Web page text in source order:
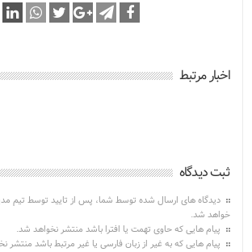
اخبار مرتبط
ثبت دیدگاه
دیدگاه های ارسال شده توسط شما، پس از تایید توسط تیم
خواهد شد.
پیام هایی که حاوی تهمت یا افترا باشد منتشر نخواهد شد.
پیام هایی که به غیر از زبان فارسی یا غیر مرتبط باشد منتشر